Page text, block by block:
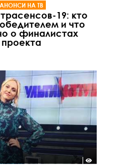
АНОНСИ НА ТВ
19: кто
и что
о финалистах
проекта